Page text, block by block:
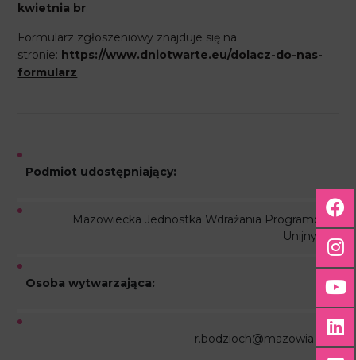
kwietnia br.
Formularz zgłoszeniowy znajduje się na
stronie: https://www.dniotwarte.eu/dolacz-do-nas-
formularz
Podmiot udostępniający:
Mazowiecka Jednostka Wdrażania Programów
Unijnych
Osoba wytwarzająca:
r.bodzioch@mazowia.eu